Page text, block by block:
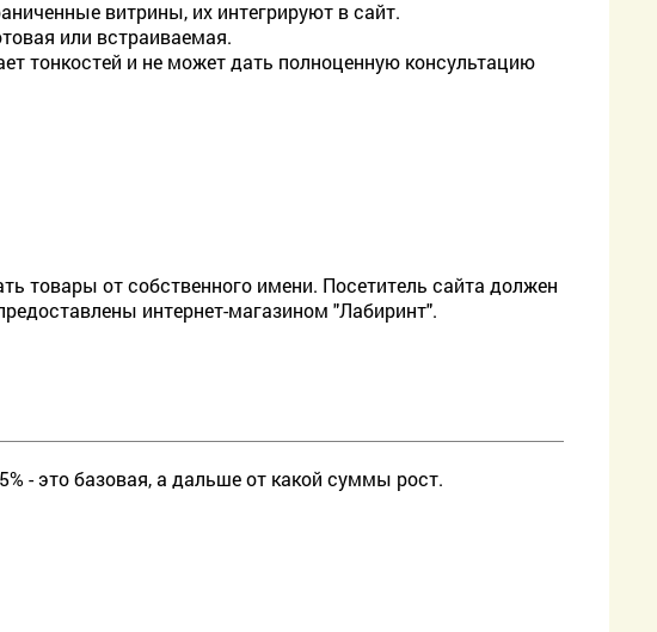
витрины, их интегрируют в сайт.
или встраиваемая.
тонкостей и не может дать полноценную консультацию
товары от собственного имени. Посетитель сайта должен
интернет-магазином "Лабиринт".
- это базовая, а дальше от какой суммы рост.